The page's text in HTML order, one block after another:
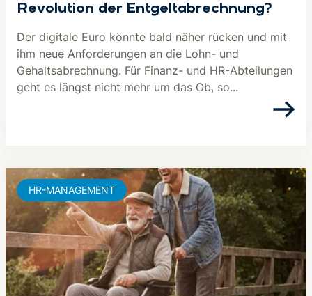
Revolution der Entgeltabrechnung?
Der digitale Euro könnte bald näher rücken und mit
ihm neue Anforderungen an die Lohn- und
Gehaltsabrechnung. Für Finanz- und HR-Abteilungen
geht es längst nicht mehr um das Ob, so...
HR-MANAGEMENT